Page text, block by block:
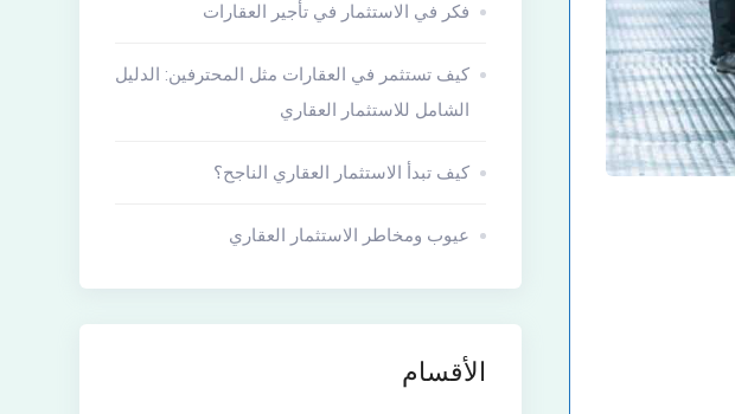
فكر في الاستثمار في تأجير العقارات
كيف تستثمر في العقارات مثل المحترفين: الدليل
الشامل للاستثمار العقاري
كيف تبدأ الاستثمار العقاري الناجح؟
عيوب ومخاطر الاستثمار العقاري
الأقسام